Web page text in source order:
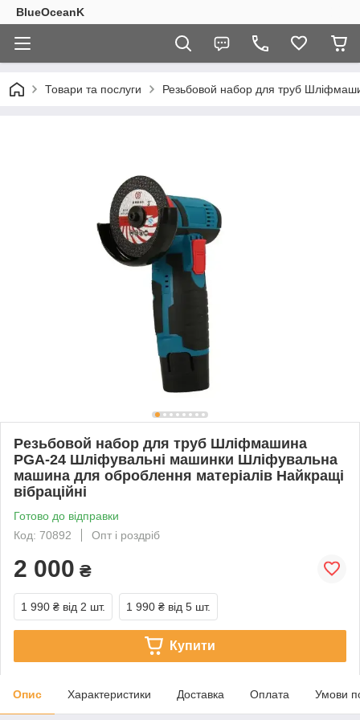
BlueOceanK
Товари та послуги Резьбовой набор для труб
Резьбовой набор для труб Шліфмашина
PGA-24 Шліфувальні машинки Шліфувальна
машина для оброблення матеріалів Найкращі
вібраційні
Готово до відправки
Код: 70892
Опт і роздріб
2 000 ₴
1 990 ₴ від 2 шт. 1 990 ₴ від 5 шт.
Купити
Опис Характеристики Доставка Оплата Умови